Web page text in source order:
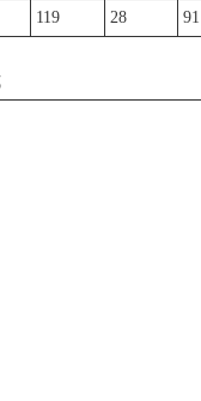
119 28 91